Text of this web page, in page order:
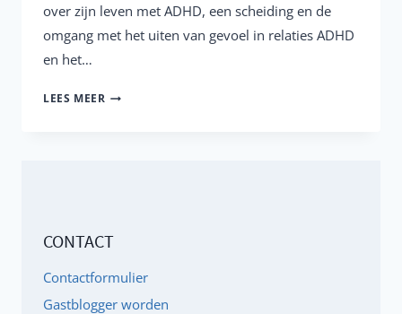
over zijn leven met ADHD, een scheiding en de
omgang met het uiten van gevoel in relaties ADHD
en het…
LEES MEER LEVEN
ANONIEM)
CONTACT
Contactformulier
Gastblogger worden